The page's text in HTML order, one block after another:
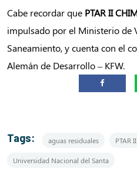
Cabe recordar que PTAR II
impulsado por el Ministerio de
Saneamiento, y cuenta con el
Alemán de Desarrollo – KFW.
Tags: aguas residuales PTAR
Universidad Nacional del Santa